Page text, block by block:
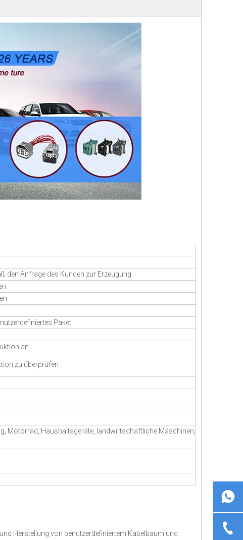
den Anfrage des Kunden zur Erzeugung
Paket
an
zu überprüfen
Motorrad, Haushaltsgeräte, landwirtschaftliche Maschinen,
Herstellung von benutzerdefiniertem Kabelbaum und